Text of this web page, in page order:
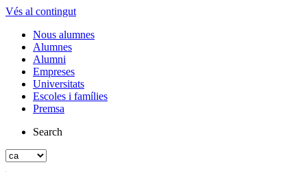
Vés al contingut
Nous alumnes
Alumnes
Alumni
Empreses
Universitats
Escoles i famílies
Premsa
Search